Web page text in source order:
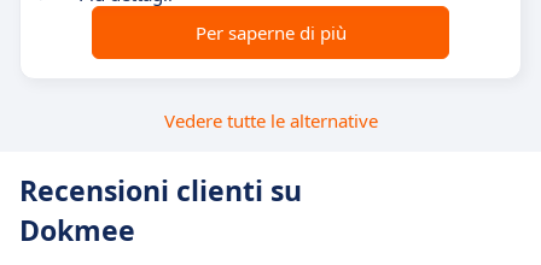
Per saperne di più
Vedere tutte le alternative
Recensioni clienti su
Dokmee